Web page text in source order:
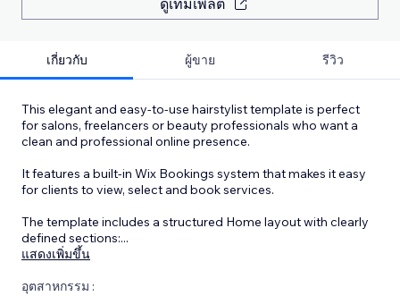
เกี่ยวกับ ผู้ขาย รีวิว
This elegant and easy-to-use hairstylist template is perfect
for salons, freelancers or beauty professionals who want a
clean and professional online presence.
It features a built-in Wix Bookings system that makes it easy
for clients to view, select and book services.
The template includes a structured Home layout with clearly
defined sections:...
แสดงเพิ่มขึ้น
อุตสาหกรรม :